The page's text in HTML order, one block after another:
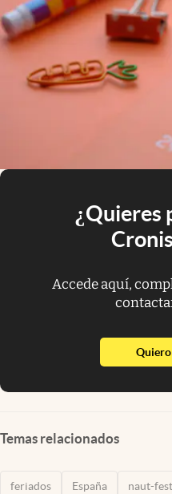
¿Quieres
Accede aquí,
Temas relacionados
feriados España naut-